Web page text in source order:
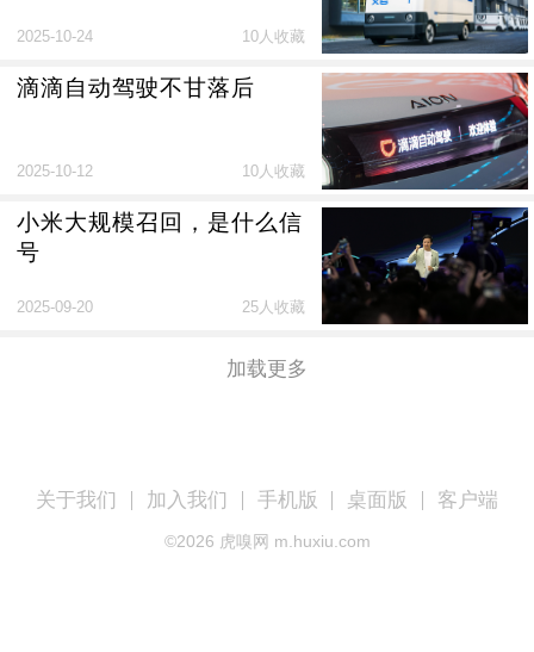
2025-10-24 10人收藏
滴滴自动驾驶不甘落后
2025-10-12 10人收藏
小米大规模召回，是什么信
号
2025-09-20 25人收藏
加载更多
关于我们 加入我们 手机版 桌面版 客户端
©2026 虎嗅网 m.huxiu.com